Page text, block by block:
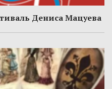
Дениса Мацуева